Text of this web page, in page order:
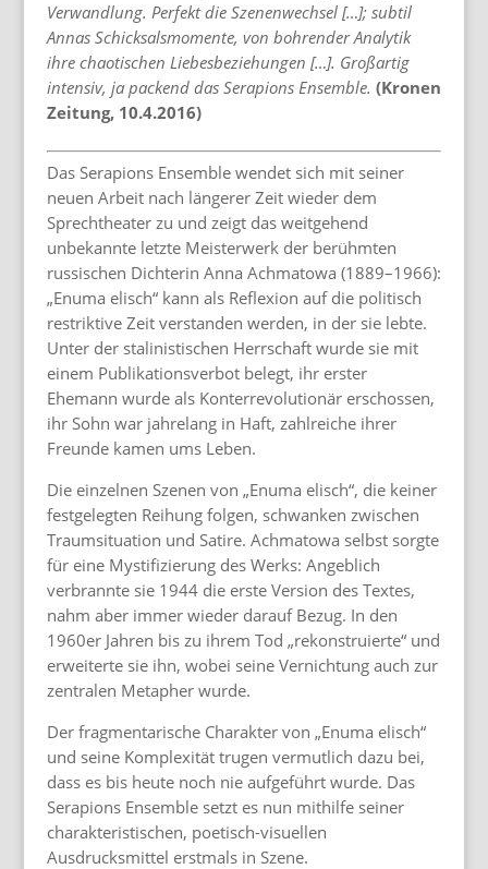
Verwandlung. Perfekt die Szenenwechsel […]; subtil
Annas Schicksalsmomente, von bohrender Analytik
ihre chaotischen Liebesbeziehungen […]. Großartig
intensiv, ja packend das Serapions Ensemble. (Kronen
Zeitung, 10.4.2016)
Das Serapions Ensemble wendet sich mit seiner
neuen Arbeit nach längerer Zeit wieder dem
Sprechtheater zu und zeigt das weitgehend
unbekannte letzte Meisterwerk der berühmten
russischen Dichterin Anna Achmatowa (1889–1966):
„Enuma elisch“ kann als Reflexion auf die politisch
restriktive Zeit verstanden werden, in der sie lebte.
Unter der stalinistischen Herrschaft wurde sie mit
einem Publikationsverbot belegt, ihr erster
Ehemann wurde als Konterrevolutionär erschossen,
ihr Sohn war jahrelang in Haft, zahlreiche ihrer
Freunde kamen ums Leben.
Die einzelnen Szenen von „Enuma elisch“, die keiner
festgelegten Reihung folgen, schwanken zwischen
Traumsituation und Satire. Achmatowa selbst sorgte
für eine Mystifizierung des Werks: Angeblich
verbrannte sie 1944 die erste Version des Textes,
nahm aber immer wieder darauf Bezug. In den
1960er Jahren bis zu ihrem Tod „rekonstruierte“ und
erweiterte sie ihn, wobei seine Vernichtung auch zur
zentralen Metapher wurde.
Der fragmentarische Charakter von „Enuma elisch“
und seine Komplexität trugen vermutlich dazu bei,
dass es bis heute noch nie aufgeführt wurde. Das
Serapions Ensemble setzt es nun mithilfe seiner
charakteristischen, poetisch-visuellen
Ausdrucksmittel erstmals in Szene.